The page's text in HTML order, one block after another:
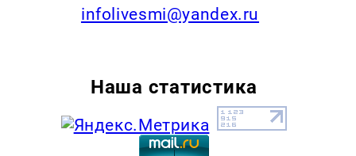
infolivesmi@yandex.ru
Наша статистика